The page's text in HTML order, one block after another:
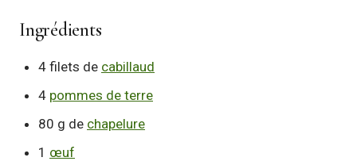
Ingrédients
4 filets de cabillaud
4 pommes de terre
80 g de chapelure
1 œuf